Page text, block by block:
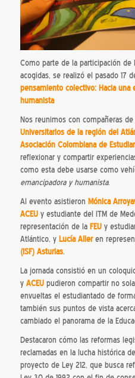
Como parte de la participación de
acogidas, se realizó el pasado 17
pensamiento colectivo: Hacia una
humanista
Nos reunimos con compañeras de
Universitarios de la región del
Asociación Colombiana de
reflexionar y compartir
como esta debe usarse como
emancipadora y humanista.
Al evento asistieron Mónica
ACEU y estudiante del ITM de
representación de la FEUy
Atlántico, y Lucía Aller en
(ISF) Asturias.
La jornada consistió en un
y ACEUpudieron compartir no
envueltas el estudiantado de
también sus puntos de vista
cambiado el panorama de la
Destacaron cómo las reformas
reclamadas en la lucha histórica
proyecto de Ley 212, que busca